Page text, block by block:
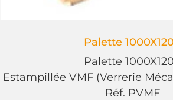
Palette
Palette
Estampillée VMF (Verrerie
Réf. PVMF